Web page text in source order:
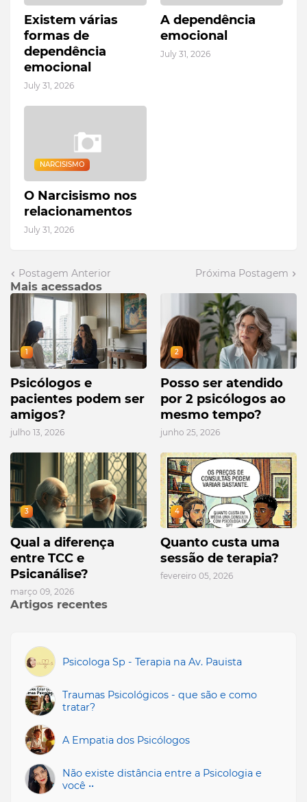
Existem várias
formas de
dependência
emocional
July 31, 2026
A dependência
emocional
July 31, 2026
NARCISISMO
O Narcisismo nos
relacionamentos
July 31, 2026
Postagem Anterior Próxima Postagem
Mais acessados
1
Psicólogos e
pacientes podem ser
amigos?
julho 13, 2026
2
Posso ser atendido
por 2 psicólogos ao
mesmo tempo?
junho 25, 2026
3
Qual a diferença
entre TCC e
Psicanálise?
março 09, 2026
4
Quanto custa uma
sessão de terapia?
fevereiro 05, 2026
Artigos recentes
Psicologa Sp - Terapia na Av. Pauista
Traumas Psicológicos - que são e como
tratar?
A Empatia dos Psicólogos
Não existe distância entre a Psicologia e
você ••